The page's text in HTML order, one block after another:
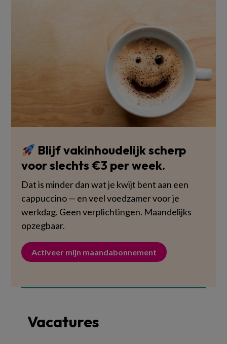
Blijf vakinhoudelijk scherp
voor slechts €3 per week.
Dat is minder dan wat je kwijt bent aan een
cappuccino — en veel voedzamer voor je
werkdag. Geen verplichtingen. Maandelijks
opzegbaar.
Activeer mijn maandabonnement
Vacatures